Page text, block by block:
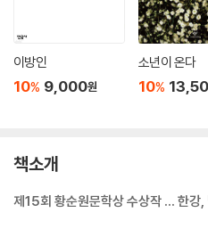
이방인
10% 9,000원
소년이 온다
10%
책소개
제15회 황순원문학상 수상작 … 한강,